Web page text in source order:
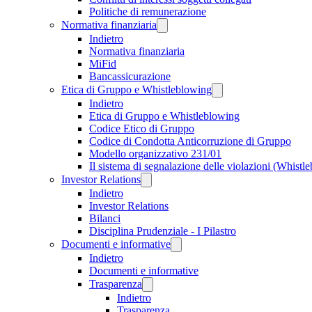
Politiche di remunerazione
Normativa finanziaria
Indietro
Normativa finanziaria
MiFid
Bancassicurazione
Etica di Gruppo e Whistleblowing
Indietro
Etica di Gruppo e Whistleblowing
Codice Etico di Gruppo
Codice di Condotta Anticorruzione di Gruppo
Modello organizzativo 231/01
Il sistema di segnalazione delle violazioni
Investor Relations
Indietro
Investor Relations
Bilanci
Disciplina Prudenziale - I Pilastro
Documenti e informative
Indietro
Documenti e informative
Trasparenza
Indietro